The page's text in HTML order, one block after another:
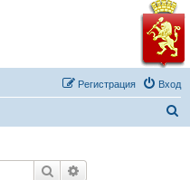
Вход
Регистрация
Поиск